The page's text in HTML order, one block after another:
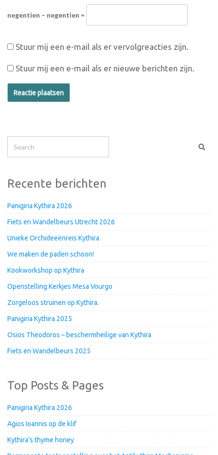
negentien − negentien =
Stuur mij een e-mail als er vervolgreacties zijn.
Stuur mij een e-mail als er nieuwe berichten zijn.
Recente berichten
Panigiria Kythira 2026
Fiets en Wandelbeurs Utrecht 2026
Unieke Orchideeënreis Kythira
We maken de paden schoon!
Kookworkshop op Kythira
Openstelling Kerkjes Mesa Vourgo
Zorgeloos struinen op Kythira.
Panigiria Kythira 2025
Osios Theodoros – beschermheilige van Kythira
Fiets en Wandelbeurs 2025
Top Posts & Pages
Panigiria Kythira 2026
Agios Ioannis op de klif
Kythira’s thyme honey